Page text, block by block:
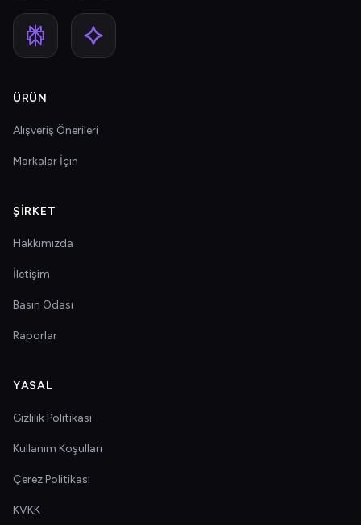
ÜRÜN
Alışveriş Önerileri
Markalar İçin
ŞIRKET
Hakkımızda
İletişim
Basın Odası
Raporlar
YASAL
Gizlilik Politikası
Kullanım Koşulları
Çerez Politikası
KVKK